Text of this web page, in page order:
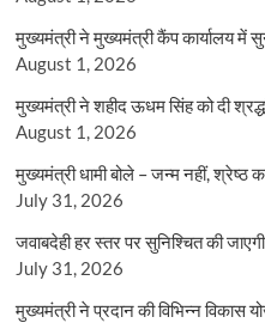
मुख्यमंत्री ने मुख्यमंत्री कैंप कार्यालय में
August 1, 2026
मुख्यमंत्री ने शहीद ऊधम सिंह को दी
August 1, 2026
मुख्यमंत्री धामी बोले – जन्म नहीं, श्रेष्ठ
July 31, 2026
जवाबदेही हर स्तर पर सुनिश्चित की
July 31, 2026
मुख्यमंत्री ने प्रदान की विभिन्न विकास